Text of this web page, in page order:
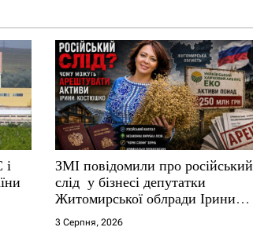
і
ЗМІ повідомили про російський
слід у бізнесі депутатки
Житомирської облради Ірини
Костюшко та чому можуть
арештувати її активи
3 Серпня, 2026